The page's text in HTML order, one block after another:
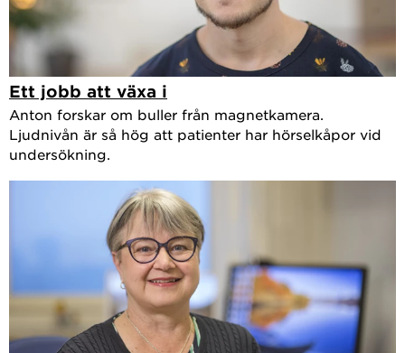
Ett jobb att växa i
Anton forskar om buller från magnetkamera.
Ljudnivån är så hög att patienter har hörselkåpor vid
undersökning.